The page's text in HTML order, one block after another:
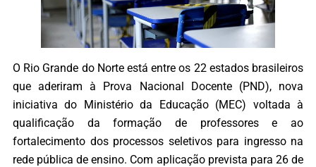
O Rio Grande do Norte está entre os 22 estados brasileiros
que aderiram à Prova Nacional Docente (PND), nova
iniciativa do Ministério da Educação (MEC) voltada à
qualificação da formação de professores e ao
fortalecimento dos processos seletivos para ingresso na
rede pública de ensino. Com aplicação prevista para 26 de